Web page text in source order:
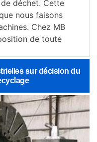
déchet. Cette
nous faisons
Chez MB
de toute
sur décision du